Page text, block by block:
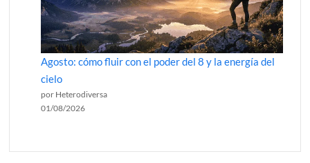
Agosto: cómo fluir con el poder del 8 y la energía del
cielo
por Heterodiversa
01/08/2026